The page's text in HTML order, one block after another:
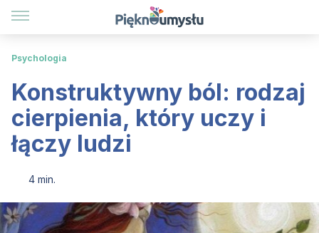
Psychologia
Konstruktywny ból: rodzaj
cierpienia, który uczy i
łączy ludzi
4 min.